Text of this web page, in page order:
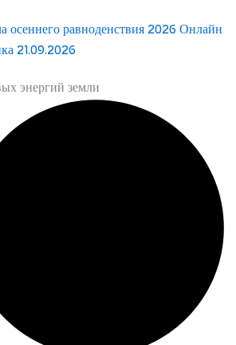
осеннего равноденствия 2026 Онлайн
21.09.2026
энергий земли